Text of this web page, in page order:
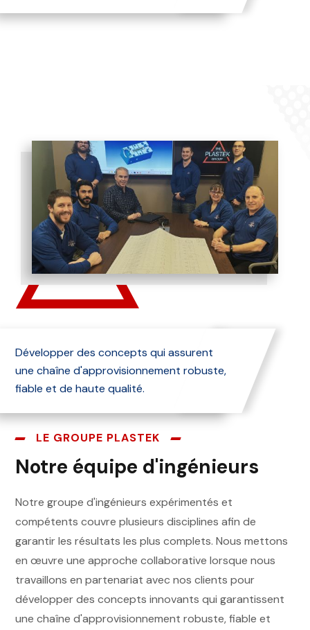
Développer des concepts qui assurent
une chaîne d'approvisionnement robuste,
fiable et de haute qualité.
LE GROUPE PLASTEK
Notre équipe d'ingénieurs
Notre groupe d'ingénieurs expérimentés et
compétents couvre plusieurs disciplines afin de
garantir les résultats les plus complets. Nous mettons
en œuvre une approche collaborative lorsque nous
travaillons en partenariat avec nos clients pour
développer des concepts innovants qui garantissent
une chaîne d'approvisionnement robuste, fiable et